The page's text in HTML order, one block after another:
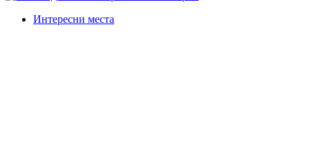
Интересни места